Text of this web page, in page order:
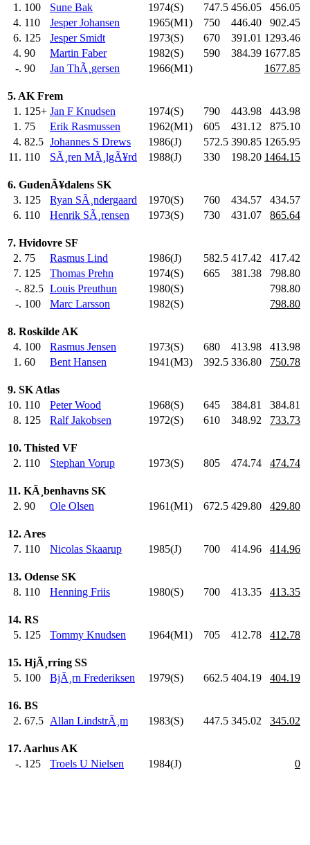
1. 100 Sune Bak 1974(S) 747.5 456.05
456.05
4. 110 Jesper Johansen 1965(M1) 750 446.40
902.45
6. 125 Jesper Smidt 1973(S) 670 391.01 1293.46
4. 90 Martin Faber 1982(S) 590 384.39 1677.85
-. 90 Jan ThÃ¸gersen 1966(M1) 1677.85
5. AK Frem
1. 125+ Jan F Knudsen 1974(S) 790 443.98
443.98
1. 75 Erik Rasmussen 1962(M1) 605 431.12
875.10
4. 82.5 Johannes S Drews 1986(J) 572.5 390.85 1265.95
11. 110 SÃ¸ren MÃ¸lgÃ¥rd 1988(J) 330 198.20 1464.15
6. GudenÃ¥dalens SK
3. 125 Ryan SÃ¸ndergaard 1970(S) 760 434.57
434.57
6. 110 Henrik SÃ¸rensen 1973(S) 730 431.07 865.64
7. Hvidovre SF
2. 75 Rasmus Lind 1986(J) 582.5 417.42
417.42
7. 125 Thomas Prehn 1974(S) 665 381.38
798.80
-. 82.5 Louis Preuthun 1980(S)
798.80
-. 100 Marc Larsson 1982(S) 798.80
8. Roskilde AK
4. 100 Rasmus Jensen 1973(S) 680 413.98
413.98
1. 60 Bent Hansen 1941(M3) 392.5 336.80 750.78
9. SK Atlas
10. 110 Peter Wood 1968(S) 645 384.81
384.81
8. 125 Ralf Jakobsen 1972(S) 610 348.92 733.73
10. Thisted VF
2. 110 Stephan Vorup 1973(S) 805 474.74 474.74
11. KÃ¸benhavns SK
2. 90 Ole Olsen 1961(M1) 672.5 429.80 429.80
12. Ares
7. 110 Nicolas Skaarup 1985(J) 700 414.96 414.96
13. Odense SK
8. 110 Henning Friis 1980(S) 700 413.35 413.35
14. RS
5. 125 Tommy Knudsen 1964(M1) 705 412.78 412.78
15. HjÃ¸rring SS
5. 100 BjÃ¸rn Frederiksen 1979(S) 662.5 404.19 404.19
16. BS
2. 67.5 Allan LindstrÃ¸m 1983(S) 447.5 345.02 345.02
17. Aarhus AK
-. 125 Troels U Nielsen 1984(J) 0